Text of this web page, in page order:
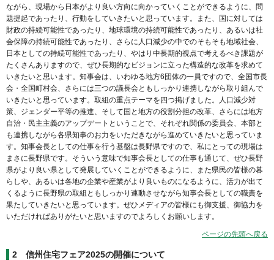
ながら、現場から日本がより良い方向に向かっていくことができるように、問
題提起であったり、行動をしていきたいと思っています。また、国に対しては
財政の持続可能性であったり、地球環境の持続可能性であったり、あるいは社
会保障の持続可能性であったり、さらに人口減少の中でのそもそも地域社会、
日本としての持続可能性であったり、やはり中長期的視点で考えるべき課題が
たくさんありますので、ぜひ長期的なビジョンに立った構造的な改革を求めて
いきたいと思います。知事会は、いわゆる地方6団体の一員ですので、全国市長
会・全国町村会、さらには三つの議長会ともしっかり連携しながら取り組んで
いきたいと思っています。取組の重点テーマを四つ掲げました。人口減少対
策、ジェンダー平等の推進、そして国と地方の役割分担の改革、さらには地方
自治・民主主義のアップデートということで、それぞれ関係の委員会、本部と
も連携しながら各県知事のお力をいただきながら進めていきたいと思っていま
す。知事会長としての仕事を行う基盤は長野県ですので、私にとっての現場は
まさに長野県です。そういう意味で知事会長としての仕事も通じて、ぜひ長野
県がより良い県として発展していくことができるように、また県民の皆様の暮
らしや、あるいは各地の企業や産業がより良いものになるように、活力が出て
くるように長野県の取組ともしっかり連動させながら知事会長としての職責を
果たしていきたいと思っています。ぜひメディアの皆様にも御支援、御協力を
いただければありがたいと思いますのでよろしくお願いします。
ページの先頭へ戻る
2 信州住宅フェア2025の開催について